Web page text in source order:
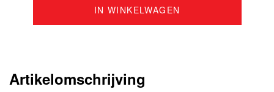
IN WINKELWAGEN
Artikelomschrijving